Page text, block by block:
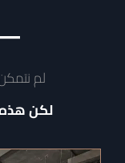
لم
لكن